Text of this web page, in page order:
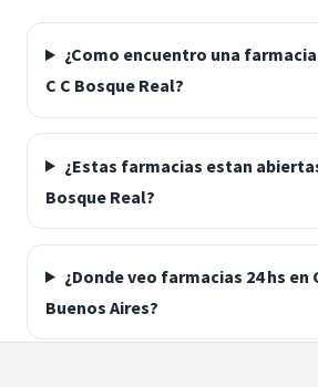
¿Como encuentro una
C C Bosque Real?
¿Estas farmacias estan
Bosque Real?
¿Donde veo farmacias 24 hs en
Buenos Aires?